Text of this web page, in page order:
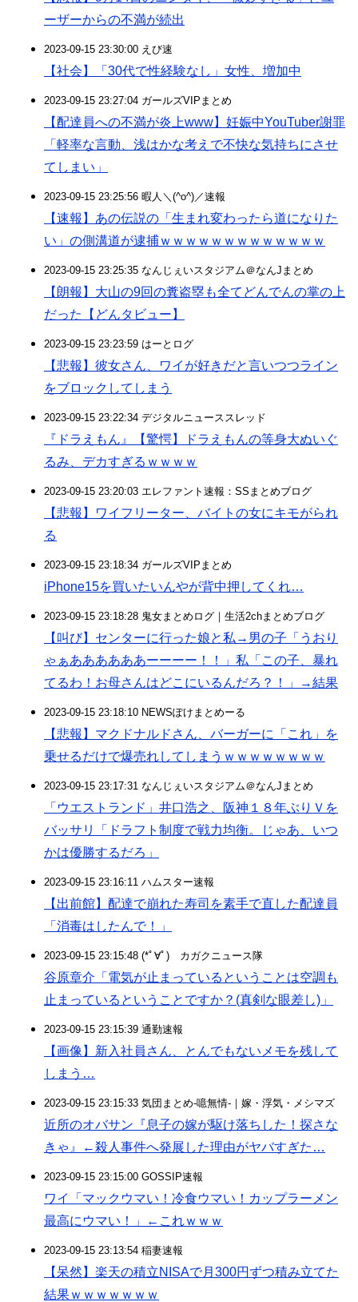
ーザーからの不満が続出
2023-09-15 23:30:00 えび速
【社会】「30代で性経験なし」女性、増加中
2023-09-15 23:27:04 ガールズVIPまとめ
【配達員への不満が炎上www】妊娠中YouTuber謝罪
「軽率な言動、浅はかな考えで不快な気持ちにさせ
てしまい」
2023-09-15 23:25:56 暇人＼(^o^)／速報
【速報】あの伝説の「生まれ変わったら道になりた
い」の側溝道が逮捕ｗｗｗｗｗｗｗｗｗｗｗｗｗ
2023-09-15 23:25:35 なんじぇいスタジアム＠なんJまとめ
【朗報】大山の9回の糞盗塁も全てどんでんの掌の上
だった【どんタビュー】
2023-09-15 23:23:59 はーとログ
【悲報】彼女さん、ワイが好きだと言いつつライン
をブロックしてしまう
2023-09-15 23:22:34 デジタルニューススレッド
『ドラえもん』【驚愕】ドラえもんの等身大ぬいぐ
るみ、デカすぎるｗｗｗｗ
2023-09-15 23:20:03 エレファント速報：SSまとめブログ
【悲報】ワイフリーター、バイトの女にキモがられ
る
2023-09-15 23:18:34 ガールズVIPまとめ
iPhone15を買いたいんやが背中押してくれ…
2023-09-15 23:18:28 鬼女まとめログ｜生活2chまとめブログ
【叫び】センターに行った娘と私→男の子「うおり
ゃぁああああああーーーー！！」私「この子、暴れ
てるわ！お母さんはどこにいるんだろ？！」→結果
2023-09-15 23:18:10 NEWSぽけまとめーる
【悲報】マクドナルドさん、バーガーに「これ」を
乗せるだけで爆売れしてしまうｗｗｗｗｗｗｗｗ
2023-09-15 23:17:31 なんじぇいスタジアム＠なんJまとめ
「ウエストランド」井口浩之、阪神１８年ぶりＶを
バッサリ「ドラフト制度で戦力均衡。じゃあ、いつ
かは優勝するだろ」
2023-09-15 23:16:11 ハムスター速報
【出前館】配達で崩れた寿司を素手で直した配達員
「消毒はしたんで！」
2023-09-15 23:15:48 (*ﾟ∀ﾟ)ゞカガクニュース隊
谷原章介「電気が止まっているということは空調も
止まっているということですか？(真剣な眼差し)」
2023-09-15 23:15:39 通勤速報
【画像】新入社員さん、とんでもないメモを残して
しまう…
2023-09-15 23:15:33 気団まとめ-噫無情-｜嫁・浮気・メシマズ
近所のオバサン『息子の嫁が駆け落ちした！探さな
きゃ』←殺人事件へ発展した理由がヤバすぎた…
2023-09-15 23:15:00 GOSSIP速報
ワイ「マックウマい！冷食ウマい！カップラーメン
最高にウマい！」←これｗｗｗ
2023-09-15 23:13:54 稲妻速報
【呆然】楽天の積立NISAで月300円ずつ積み立てた
結果ｗｗｗｗｗｗｗ